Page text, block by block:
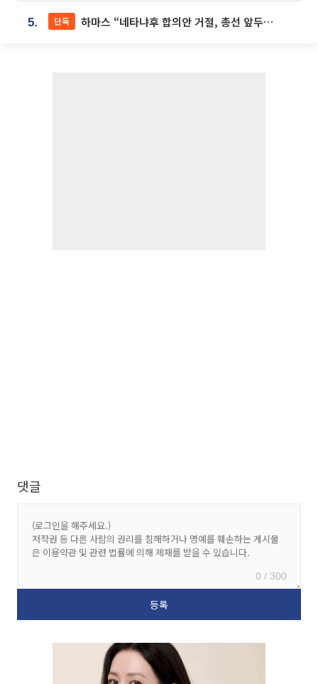
5. 단독 하마스 “네타냐후 합의안 거절, 총선 앞두고 시간 끌기”
댓글
0 / 300